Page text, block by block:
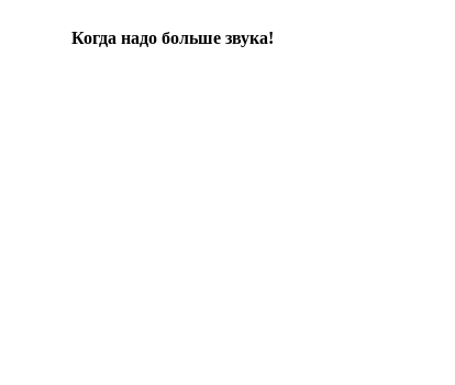
Когда надо больше звука!